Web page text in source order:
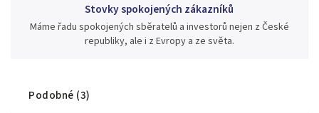
Stovky spokojených zákazníků
Máme řadu spokojených sběratelů a investorů nejen z České
republiky, ale i z Evropy a ze světa.
Podobné (3)